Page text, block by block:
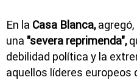
En la Casa Blanca,agregó,
una "severa reprimenda",
debilidad política y la
aquellos líderes europeos